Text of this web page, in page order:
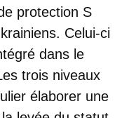
protection S
Celui-ci
dans le
trois niveaux
élaborer une